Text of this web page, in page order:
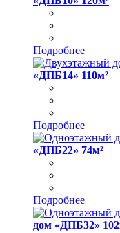
Подробнее
«ДПБ14» 110м²
Подробнее
«ДПБ22» 74м²
Подробнее
дом «ДПБ32»